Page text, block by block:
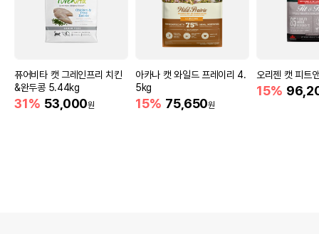
퓨어비타 캣 그레인프리 치킨
&완두콩 5.44kg
31% 53,000원
아카나 캣 와일드 프레이리 4.
5kg
15% 75,650원
오리젠 캣 피트
15%